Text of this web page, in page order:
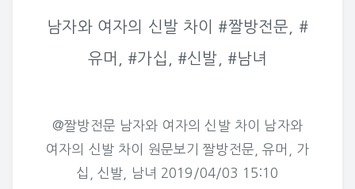
남자와 여자의 신발 차이 #짤방전문, #
유머, #가십, #신발, #남녀
@짤방전문 남자와 여자의 신발 차이 남자와
여자의 신발 차이 원문보기 짤방전문, 유머, 가
십, 신발, 남녀 2019/04/03 15:10